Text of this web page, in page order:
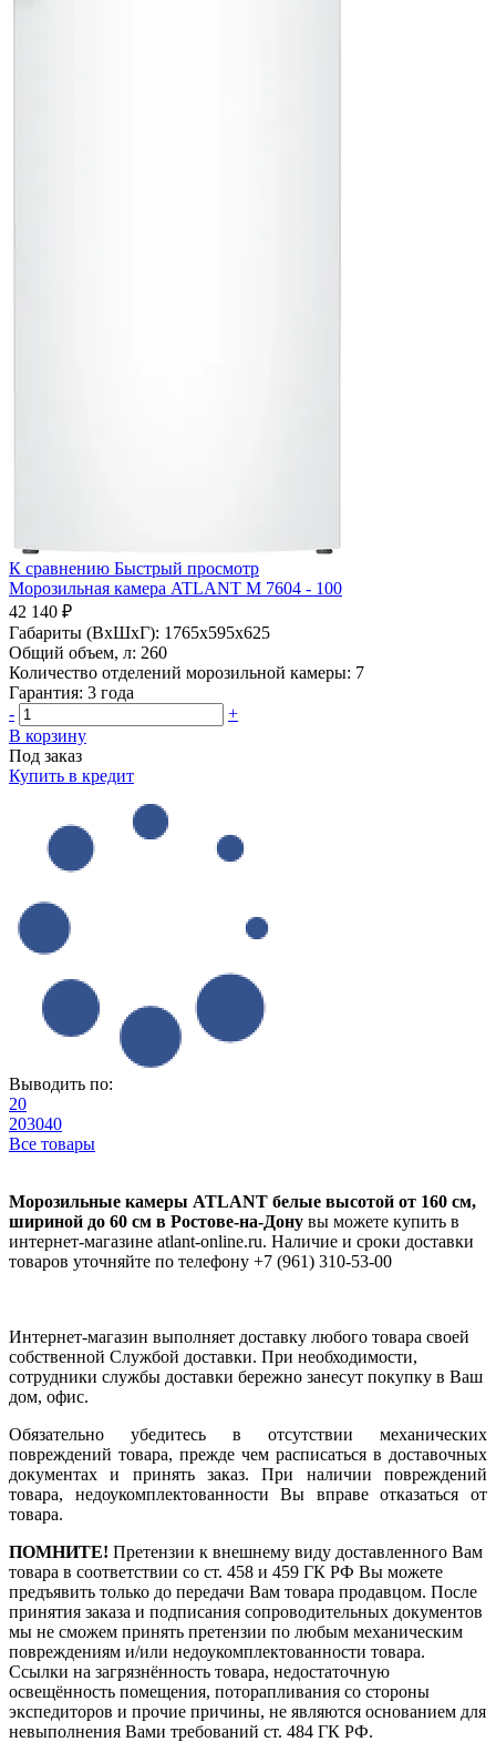
К сравнению Быстрый просмотр
Морозильная камера ATLANT М 7604 - 100
42 140 ₽
Габариты (ВхШхГ): 1765x595x625
Общий объем, л: 260
Количество отделений морозильной камеры: 7
Гарантия: 3 года
-
+
В корзину
Под заказ
Купить в кредит
Выводить по:
20
203040
Все товары
Морозильные камеры ATLANT белые высотой от 160 см,
шириной до 60 см в Ростове-на-Дону вы можете купить в
интернет-магазине atlant-online.ru. Наличие и сроки доставки
товаров уточняйте по телефону +7 (961) 310-53-00
Интернет-магазин выполняет доставку любого товара своей
собственной Службой доставки. При необходимости,
сотрудники службы доставки бережно занесут покупку в Ваш
дом, офис.
Обязательно убедитесь в отсутствии механических
повреждений товара, прежде чем расписаться в доставочных
документах и принять заказ. При наличии повреждений
товара, недоукомплектованности Вы вправе отказаться от
товара.
ПОМНИТЕ! Претензии к внешнему виду доставленного Вам
товара в соответствии со ст. 458 и 459 ГК РФ Вы можете
предъявить только до передачи Вам товара продавцом. После
принятия заказа и подписания сопроводительных документов
мы не сможем принять претензии по любым механическим
повреждениям и/или недоукомплектованности товара.
Ссылки на загрязнённость товара, недостаточную
освещённость помещения, поторапливания со стороны
экспедиторов и прочие причины, не являются основанием для
невыполнения Вами требований ст. 484 ГК РФ.